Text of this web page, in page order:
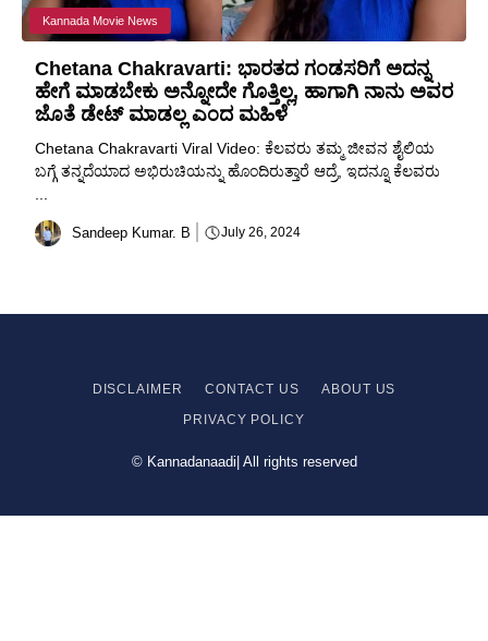
Kannada Movie News
Chetana Chakravarti: ಭಾರತದ ಗಂಡಸರಿಗೆ ಅದನ್ನ
ಹೇಗೆ ಮಾಡಬೇಕು ಅನ್ನೋದೇ ಗೊತ್ತಿಲ್ಲ, ಹಾಗಾಗಿ ನಾನು ಅವರ
ಜೊತೆ ಡೇಟ್ ಮಾಡಲ್ಲ ಎಂದ ಮಹಿಳೆ
Chetana Chakravarti Viral Video: ಕೆಲವರು ತಮ್ಮ ಜೀವನ ಶೈಲಿಯ
ಬಗ್ಗೆ ತನ್ನದೆಯಾದ ಅಭಿರುಚಿಯನ್ನು ಹೊಂದಿರುತ್ತಾರೆ ಆದ್ರೆ, ಇದನ್ನೂ ಕೆಲವರು
Sandeep Kumar. B July 26, 2024
DISCLAIMER CONTACT US
ABOUT US
PRIVACY POLICY
© Kannadanaadi| All rights reserved